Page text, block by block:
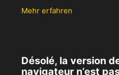
Mehr erfahren
Désolé, la version
navigateur n’est